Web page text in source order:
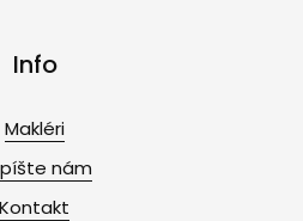
Info
Makléri
nám
Kontakt